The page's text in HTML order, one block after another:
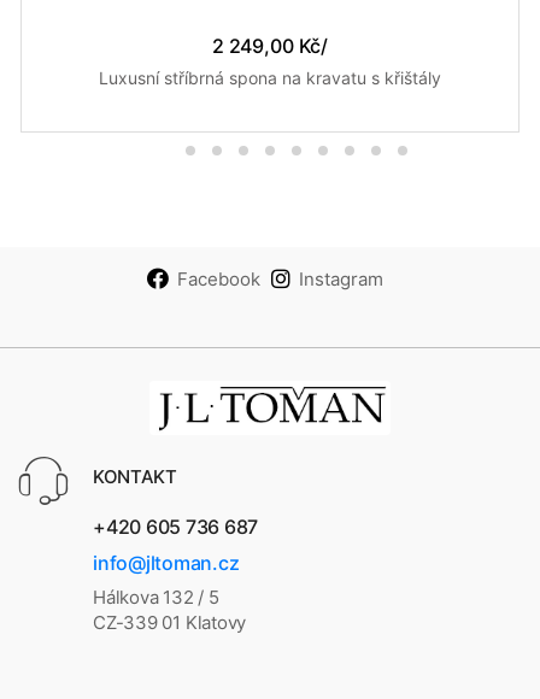
2 249,00 Kč/
Luxusní stříbrná spona na kravatu s křištály
Facebook Instagram
KONTAKT
+420 605 736 687
info@jltoman.cz
Hálkova 132 / 5
CZ-339 01 Klatovy